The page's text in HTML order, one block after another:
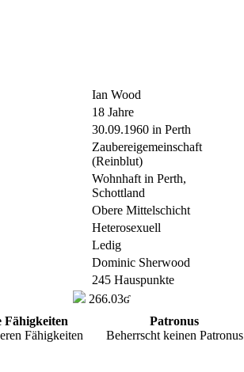
Ian Wood
18 Jahre
30.09.1960 in Perth
Zaubereigemeinschaft
(Reinblut)
Wohnhaft in Perth,
Schottland
Obere Mittelschicht
Heterosexuell
Ledig
Dominic Sherwood
245 Hauspunkte
266.03ʛ
Fähigkeiten
Fähigkeiten
Patronus
Beherrscht keinen Patronus